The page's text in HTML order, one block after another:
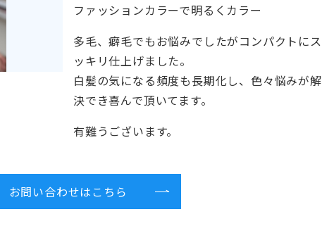
ファッションカラーで明るくカラー
多毛、癖毛でもお悩みでしたがコンパクトにス
ッキリ仕上げました。
白髪の気になる頻度も長期化し、色々悩みが解
決でき喜んで頂いてます。
有難うございます。
お問い合わせはこちら